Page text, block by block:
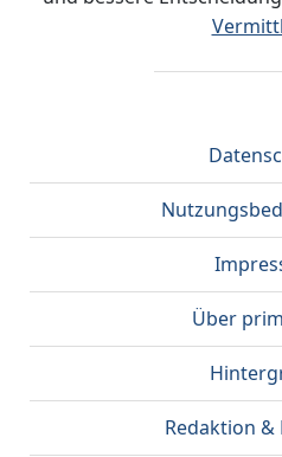
Über
Redaktion